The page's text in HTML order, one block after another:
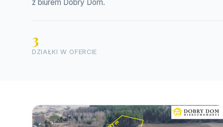
z biurem Dobry Dom.
3
DZIAŁKI W OFERCIE